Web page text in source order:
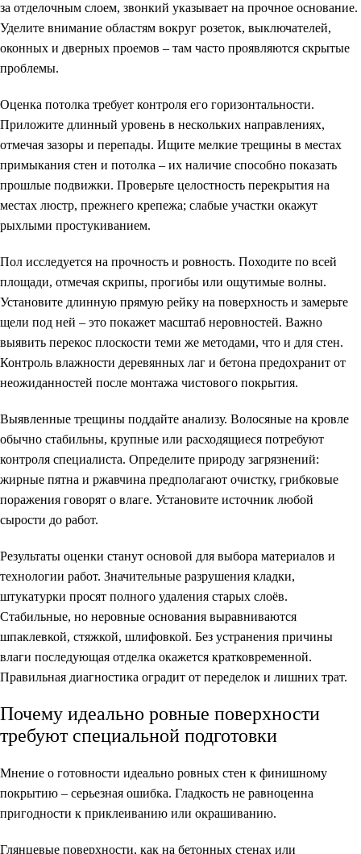
за отделочным слоем, звонкий указывает на прочное основание.
Уделите внимание областям вокруг розеток, выключателей,
оконных и дверных проемов – там часто проявляются скрытые
проблемы.
Оценка потолка требует контроля его горизонтальности.
Приложите длинный уровень в нескольких направлениях,
отмечая зазоры и перепады. Ищите мелкие трещины в местах
примыкания стен и потолка – их наличие способно показать
прошлые подвижки. Проверьте целостность перекрытия на
местах люстр, прежнего крепежа; слабые участки окажут
рыхлыми простукиванием.
Пол исследуется на прочность и ровность. Походите по всей
площади, отмечая скрипы, прогибы или ощутимые волны.
Установите длинную прямую рейку на поверхность и замерьте
щели под ней – это покажет масштаб неровностей. Важно
выявить перекос плоскости теми же методами, что и для стен.
Контроль влажности деревянных лаг и бетона предохранит от
неожиданностей после монтажа чистового покрытия.
Выявленные трещины поддайте анализу. Волосяные на кровле
обычно стабильны, крупные или расходящиеся потребуют
контроля специалиста. Определите природу загрязнений:
жирные пятна и ржавчина предполагают очистку, грибковые
поражения говорят о влаге. Установите источник любой
сырости до работ.
Результаты оценки станут основой для выбора материалов и
технологии работ. Значительные разрушения кладки,
штукатурки просят полного удаления старых слоёв.
Стабильные, но неровные основания выравниваются
шпаклевкой, стяжкой, шлифовкой. Без устранения причины
влаги последующая отделка окажется кратковременной.
Правильная диагностика оградит от переделок и лишних трат.
Почему идеально ровные поверхности
требуют специальной подготовки
Мнение о готовности идеально ровных стен к финишному
покрытию – серьезная ошибка. Гладкость не равноценна
пригодности к приклеиванию или окрашиванию.
Глянцевые поверхности, как на бетонных стенах или